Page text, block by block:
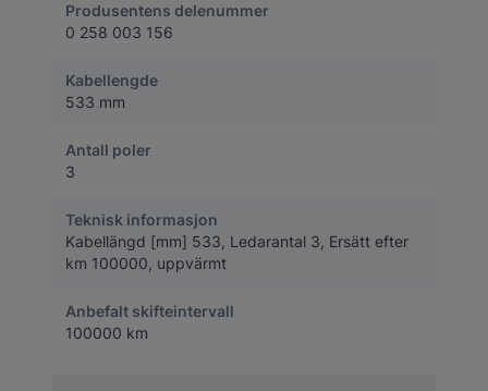
Produsentens delenummer
0 258 003 156
Kabellengde
533 mm
Antall poler
3
Teknisk informasjon
Kabellängd [mm] 533, Ledarantal 3, Ersätt efter
km 100000, uppvärmt
Anbefalt skifteintervall
100000 km